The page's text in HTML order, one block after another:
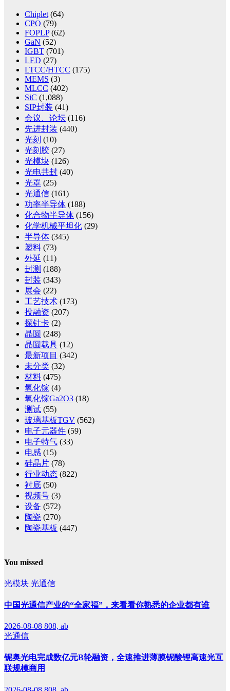
Chiplet (64)
CPO (79)
FOPLP(62)
GaN (52)
IGBT (701)
LED (27)
LTCC/HTCC (175)
MEMS (3)
MLCC (402)
SiC (1,088)
SIP封装 (41)
会议、论坛 (116)
先进封装 (440)
光刻 (10)
光刻胶 (27)
光模块 (126)
光电共封 (40)
光罩 (25)
光通信 (161)
功率半导体 (188)
化合物半导体 (156)
化学机械平坦化 (29)
半导体 (345)
塑料 (73)
外延 (11)
封测 (188)
封装 (343)
展会 (22)
工艺技术 (173)
投融资 (207)
探针卡 (2)
晶圆 (248)
晶圆载具 (12)
最新项目 (342)
未分类 (32)
材料 (475)
氧化镓 (4)
氧化镓Ga2O3 (18)
测试 (55)
玻璃基板TGV (562)
电子元器件 (59)
电子特气 (33)
电感 (15)
硅晶片 (78)
行业动态 (822)
衬底 (50)
视频号 (3)
设备 (572)
陶瓷 (270)
陶瓷基板 (447)
You missed
光模块 光通信
中国光通信产业的“全家福”，来看看你熟悉的企业都有谁
2026-08-08 808, ab
光通信
铌奥光电完成数亿元B轮融资，全速推进薄膜铌酸锂高速光互
联规模商用